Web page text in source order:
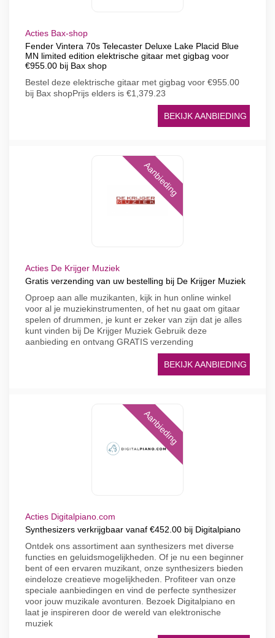
Acties Bax-shop
Fender Vintera 70s Telecaster Deluxe Lake Placid Blue
MN limited edition elektrische gitaar met gigbag voor
€955.00 bij Bax shop
Bestel deze elektrische gitaar met gigbag voor €955.00
bij Bax shopPrijs elders is €1,379.23
BEKIJK AANBIEDING
Aanbieding
Acties De Krijger Muziek
Gratis verzending van uw bestelling bij De Krijger Muziek
Oproep aan alle muzikanten, kijk in hun online winkel
voor al je muziekinstrumenten, of het nu gaat om gitaar
spelen of drummen, je kunt er zeker van zijn dat je alles
kunt vinden bij De Krijger Muziek Gebruik deze
aanbieding en ontvang GRATIS verzending
BEKIJK AANBIEDING
Aanbieding
Acties Digitalpiano.com
Synthesizers verkrijgbaar vanaf €452.00 bij Digitalpiano
Ontdek ons assortiment aan synthesizers met diverse
functies en geluidsmogelijkheden. Of je nu een beginner
bent of een ervaren muzikant, onze synthesizers bieden
eindeloze creatieve mogelijkheden. Profiteer van onze
speciale aanbiedingen en vind de perfecte synthesizer
voor jouw muzikale avonturen. Bezoek Digitalpiano en
laat je inspireren door de wereld van elektronische
muziek